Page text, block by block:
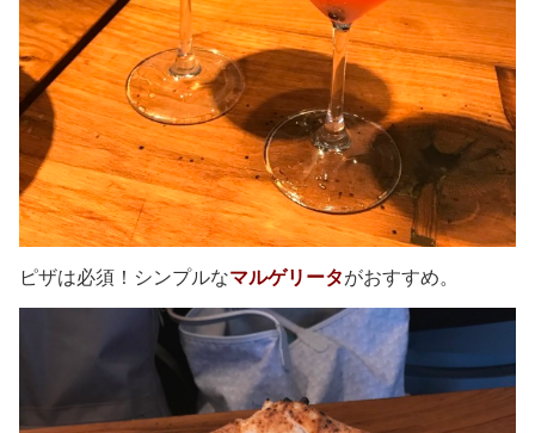
ピザは必須！シンプルなマルゲリータがおすすめ。